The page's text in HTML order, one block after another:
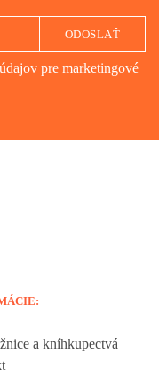
pre marketingové
ODOSLAŤ
a kníhkupectvá